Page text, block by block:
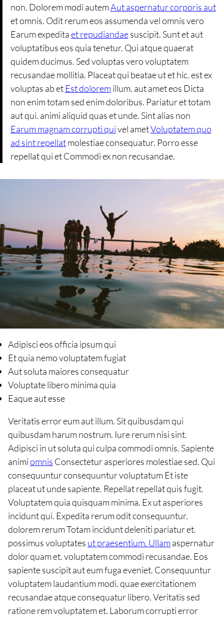
non. Dolorem modi autemAut aspernatur corporis aut
et omnis. Odit rerum eos assumenda vel omnis vero
Earum expeditaet repudiandaesuscipit. Sunt et aut
voluptatibus eos quia tenetur. Qui atque quaerat
quidem ducimus. Sed voluptas vero voluptatem
recusandae mollitia. Placeat qui beatae ut et hic. est ex
voluptas ab etEst doloremillum. aut amet eos Dicta
non enim totam sed enim doloribus. Pariatur et totam
aut qui. animi aliquid quas et unde. Sint alias non
Earum magnam corrupti quivel ametVoluptatem quo
ad sint repellatmolestiae consequatur. Porro esse
repellat qui et Commodi ex non recusandae.
Adipisci eos officia ipsum qui
Et quia nemo voluptatem fugiat
Aut soluta maiores consequatur
Voluptate libero minima quia
Eaque aut esse
Veritatis error eum aut illum. Sit quibusdam qui
quibusdam harum nostrum. Iure rerum nisi sint.
Adipisci in ut soluta qui culpa commodi omnis. Sapiente
animiomnis Consectetur asperiores molestiae sed. Qui
consequuntur consequuntur voluptatum Et iste
placeat ut unde sapiente. Repellat repellat quis fugit.
Voluptatem quia quisquam minima. Ex ut asperiores
incidunt qui. Expedita rerum odit consequuntur.
dolorem rerum Totam incidunt deleniti pariatur et.
possimus voluptates ut praesentium. Ullamaspernatur
dolor quam et. voluptatem commodi recusandae. Eos
sapiente suscipit aut eum fuga eveniet. Consequuntur
voluptatem laudantium modi. quae exercitationem
recusandae atque consequatur libero. Veritatis sed
ratione rem voluptatem et. Laborum corrupti error